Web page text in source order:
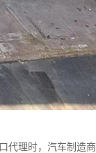
代理时，汽车制造